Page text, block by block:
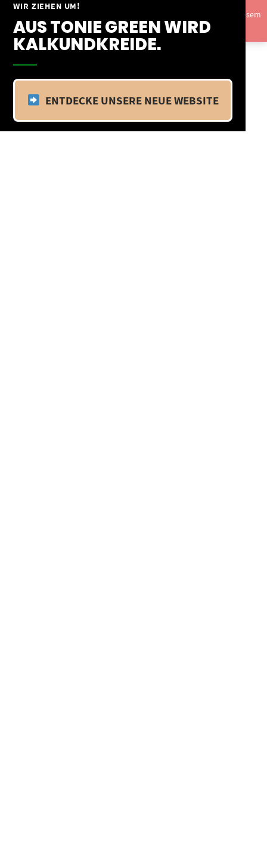
WIR ZIEHEN UM!
AUS TONIE GREEN WIRD
KALKUNDKREIDE.
ENTDECKE UNSERE NEUE WEBSITE
Springe
Inhalt
Vom 09.04.25 - 20.04.25 befinden wir uns im Betriebsurlaub. In diesem
Zeitraum findet kein Versand statt.Ausblenden